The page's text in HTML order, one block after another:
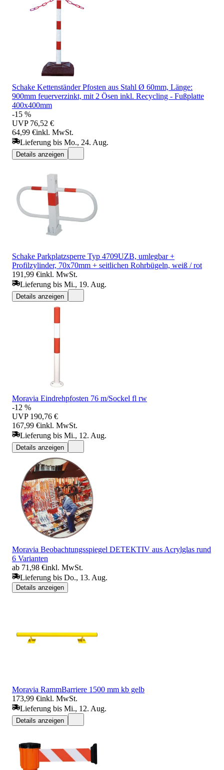
Schake Kettenständer Pfosten aus Stahl Ø 60mm, Länge:
900mm feuerverzinkt, mit 2 Ösen inkl. Recycling - Fußplatte
400x400mm
-15 %
UVP 76,52 €
64,99 €inkl. MwSt.
Lieferung bis Mo., 24. Aug.
Details anzeigen
Schake Parkplatzsperre Typ 4709UZB, umlegbar +
Profilzylinder, 70x70mm + seitlichen Rohrbügeln, weiß / rot
191,99 €inkl. MwSt.
Lieferung bis Mi., 19. Aug.
Details anzeigen
Moravia Eindrehpfosten 76 m/Sockel fl rw
-12 %
UVP 190,76 €
167,99 €inkl. MwSt.
Lieferung bis Mi., 12. Aug.
Details anzeigen
Moravia Beobachtungsspiegel DETEKTIV aus Acrylglas rund
6 Varianten
ab 71,98 €inkl. MwSt.
Lieferung bis Do., 13. Aug.
Details anzeigen
Moravia RammBarriere 1500 mm kb gelb
173,99 €inkl. MwSt.
Lieferung bis Mi., 12. Aug.
Details anzeigen